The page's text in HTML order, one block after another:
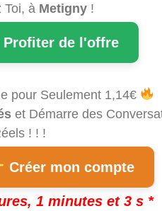
Toi, à Metigny !
Profiter de l'offre
pour Seulement 1,14€
et Démarre des
! ! !
Créer mon compte
1 minutes et 3 s *